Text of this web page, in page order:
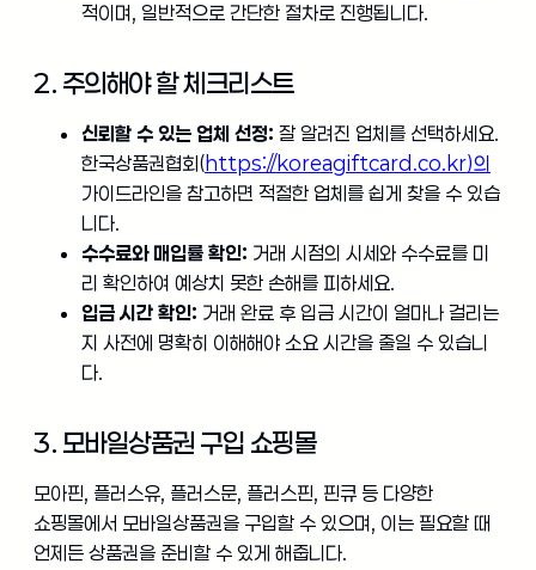
적이며, 일반적으로 간단한 절차로 진행됩니다.
2. 주의해야 할 체크리스트
신뢰할 수 있는 업체 선정: 잘 알려진 업체를 선택하세요.
한국상품권협회(https://koreagiftcard.co.kr)의
가이드라인을 참고하면 적절한 업체를 쉽게 찾을 수 있습
니다.
수수료와 매입률 확인: 거래 시점의 시세와 수수료를 미
리 확인하여 예상치 못한 손해를 피하세요.
입금 시간 확인: 거래 완료 후 입금 시간이 얼마나 걸리는
지 사전에 명확히 이해해야 소요 시간을 줄일 수 있습니
다.
3. 모바일상품권 구입 쇼핑몰
모아핀, 플러스유, 플러스문, 플러스핀, 핀큐 등 다양한
쇼핑몰에서 모바일상품권을 구입할 수 있으며, 이는 필요할 때
언제든 상품권을 준비할 수 있게 해줍니다.